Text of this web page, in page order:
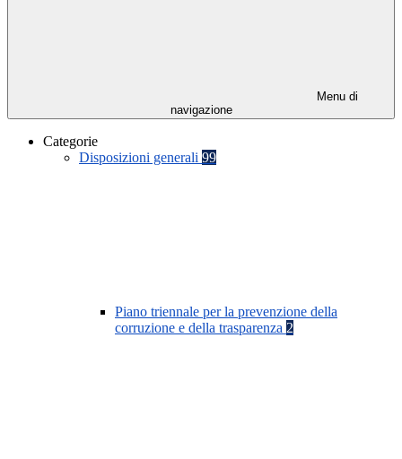
Menu di
navigazione
Categorie
Disposizioni generali 99
Piano triennale per la prevenzione della
corruzione e della trasparenza 2